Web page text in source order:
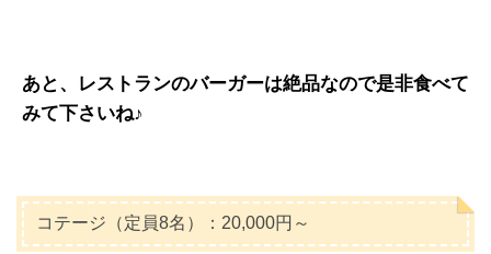
あと、レストランのバーガーは絶品なので是非食べて
みて下さいね♪
コテージ（定員8名）：20,000円～